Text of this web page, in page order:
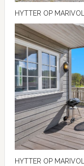
HYTTER OP
HYTTER OP